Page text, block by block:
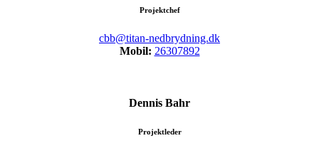
Projektchef
cbb@titan-nedbrydning.dk
Mobil: 26307892
Dennis Bahr
Projektleder